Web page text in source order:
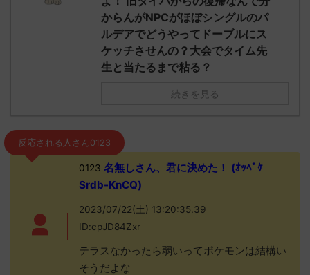
からんがNPCがほぼシングルのパ
ルデアでどうやってドーブルにス
ケッチさせんの？大会でタイム先
生と当たるまで粘る？
続きを見る
反応される人さん0123
0123 名無しさん、君に決めた！ (ｵｯﾍﾟｹ
Srdb-KnCQ)
2023/07/22(土) 13:20:35.39
ID:cpJD84Zxr
テラスなかったら弱いってポケモンは結構い
そうだよな